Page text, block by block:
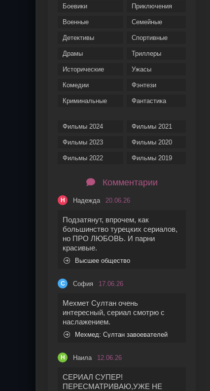
Боевики
Военные
Детективы
Драмы
Исторические
Комедии
Криминальные
Приключения
Семейные
Спортивные
Триллеры
Ужасы
Фэнтези
Фантастика
Фильмы 2024
Фильмы 2023
Фильмы 2022
Фильмы 2021
Фильмы 2020
Фильмы 2019
Комментарии
Н Надежда 20.06.26
Подзатянут, впрочем, как
большинство турецких сериалов,
но ПРО ЛЮБОВЬ. И парни
красивые.
Высшее общество
С София 17.06.26
Мехмет Султан очень
интересный, сериал смотрю с
наслажением.
Мехмед: Султан завоевателей
Н Наила 12.06.26
СЕРИАЛ СУПЕР!
ПЕРЕСМАТРИВАЮ,УЖЕ НЕ